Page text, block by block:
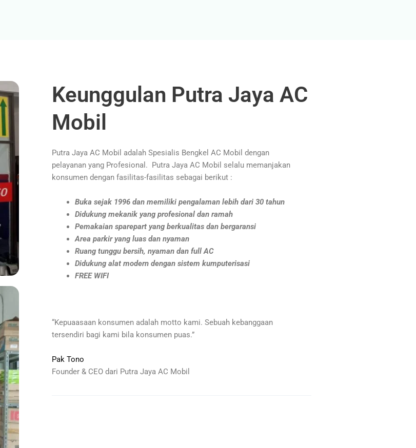
Keunggulan Putra Jaya AC
Mobil
Putra Jaya AC Mobil adalah Spesialis Bengkel AC Mobil dengan
pelayanan yang Profesional. Putra Jaya AC Mobil selalu memanjakan
konsumen dengan fasilitas-fasilitas sebagai berikut :
Buka sejak 1996 dan memiliki pengalaman lebih dari 30 tahun
Didukung mekanik yang profesional dan ramah
Pemakaian sparepart yang berkualitas dan bergaransi
Area parkir yang luas dan nyaman
Ruang tunggu bersih, nyaman dan full AC
Didukung alat modern dengan sistem kumputerisasi
FREE WIFI
“Kepuaasaan konsumen adalah motto kami. Sebuah kebanggaan
tersendiri bagi kami bila konsumen puas.”
Pak Tono
Founder & CEO dari Putra Jaya AC Mobil